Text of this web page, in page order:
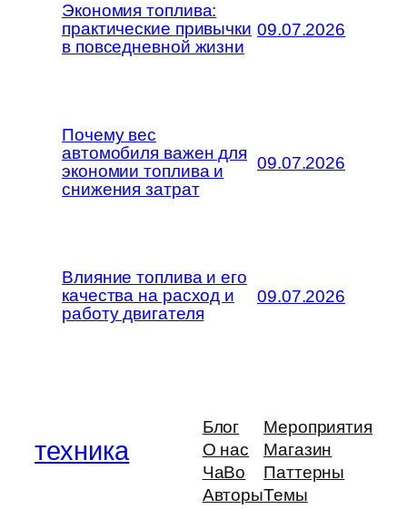
Экономия топлива:
практические привычки
в повседневной жизни
09.07.2026
Почему вес
автомобиля важен для
экономии топлива и
снижения затрат
09.07.2026
Влияние топлива и его
качества на расход и
работу двигателя
09.07.2026
техника
Блог
О нас
ЧаВо
Авторы
Мероприятия
Магазин
Паттерны
Темы